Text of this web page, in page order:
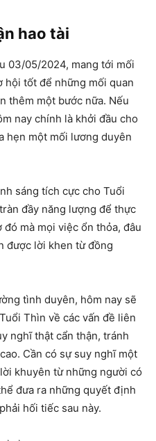
hao tài
03/05/2024, mang tới mối
hội tốt để những mối quan
thêm một bước nữa. Nếu
nay chính là khởi đầu cho
hẹn một mối lương duyên
sáng tích cực cho Tuổi
đầy năng lượng để thực
mà mọi việc ổn thỏa, đâu
được lời khen từ đồng
tình duyên, hôm nay sẽ
Thìn về các vấn đề liên
nghĩ thật cẩn thận, tránh
Cần có sự suy nghĩ một
khuyên từ những người có
đưa ra những quyết định
hối tiếc sau này.